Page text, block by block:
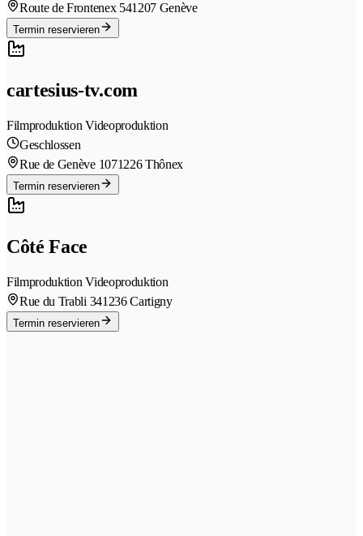
Route de Frontenex 541207 Genève
Termin reservieren
cartesius-tv.com
Filmproduktion Videoproduktion
Geschlossen
Rue de Genève 1071226 Thônex
Termin reservieren
Côté Face
Filmproduktion Videoproduktion
Rue du Trabli 341236 Cartigny
Termin reservieren